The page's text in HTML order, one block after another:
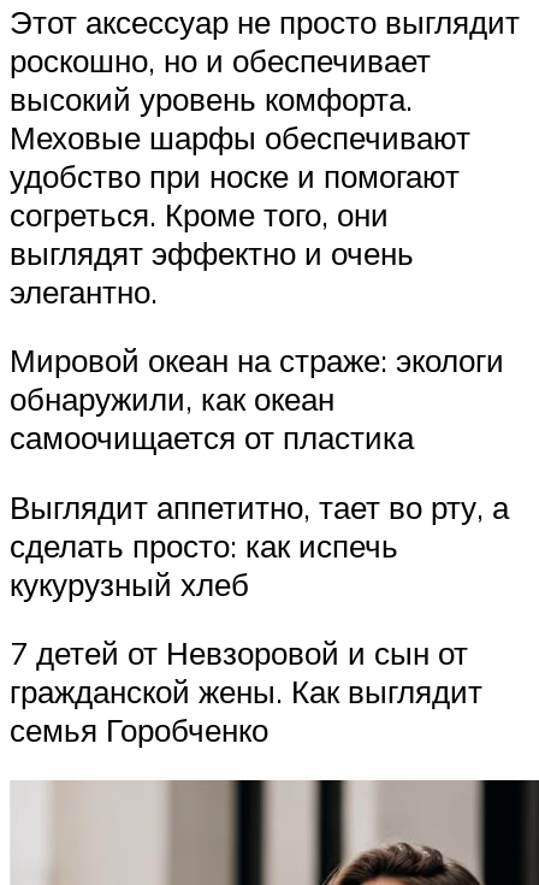
Этот аксессуар не просто выглядит
роскошно, но и обеспечивает
высокий уровень комфорта.
Меховые шарфы обеспечивают
удобство при носке и помогают
согреться. Кроме того, они
выглядят эффектно и очень
элегантно.
Мировой океан на страже: экологи
обнаружили, как океан
самоочищается от пластика
Выглядит аппетитно, тает во рту, а
сделать просто: как испечь
кукурузный хлеб
7 детей от Невзоровой и сын от
гражданской жены. Как выглядит
семья Горобченко